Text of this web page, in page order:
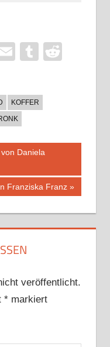
WhatsApp
EmailTumblr
KOFFER
Daniela
Franziska Franz
veröffentlicht.
*markiert